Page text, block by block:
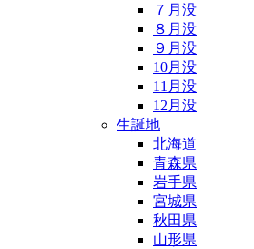
７月没
８月没
９月没
10月没
11月没
12月没
生誕地
北海道
青森県
岩手県
宮城県
秋田県
山形県